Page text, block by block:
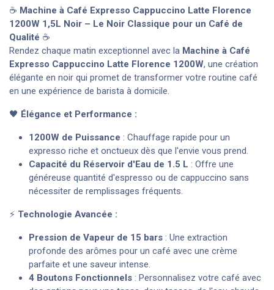
☕ Machine à Café Expresso Cappuccino Latte Florence
1200W 1,5L Noir – Le Noir Classique pour un Café de
Qualité ☕
Rendez chaque matin exceptionnel avec la Machine à Café
Expresso Cappuccino Latte Florence 1200W, une création
élégante en noir qui promet de transformer votre routine café
en une expérience de barista à domicile.
🖤 Élégance et Performance :
1200W de Puissance : Chauffage rapide pour un
expresso riche et onctueux dès que l'envie vous prend.
Capacité du Réservoir d'Eau de 1.5 L : Offre une
généreuse quantité d'espresso ou de cappuccino sans
nécessiter de remplissages fréquents.
⚡ Technologie Avancée :
Pression de Vapeur de 15 bars : Une extraction
profonde des arômes pour un café avec une crème
parfaite et une saveur intense.
4 Boutons Fonctionnels : Personnalisez votre café avec